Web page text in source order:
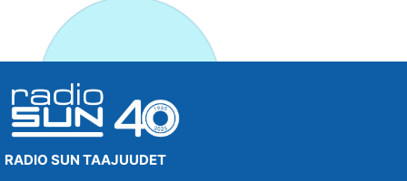
RADIO SUN TAAJUUDET